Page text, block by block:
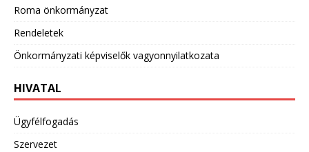
Roma önkormányzat
Rendeletek
Önkormányzati képviselők vagyonnyilatkozata
HIVATAL
Ügyfélfogadás
Szervezet